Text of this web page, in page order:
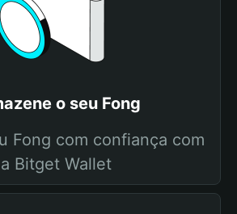
o seu Fong
Fong com confiança com
a Bitget Wallet